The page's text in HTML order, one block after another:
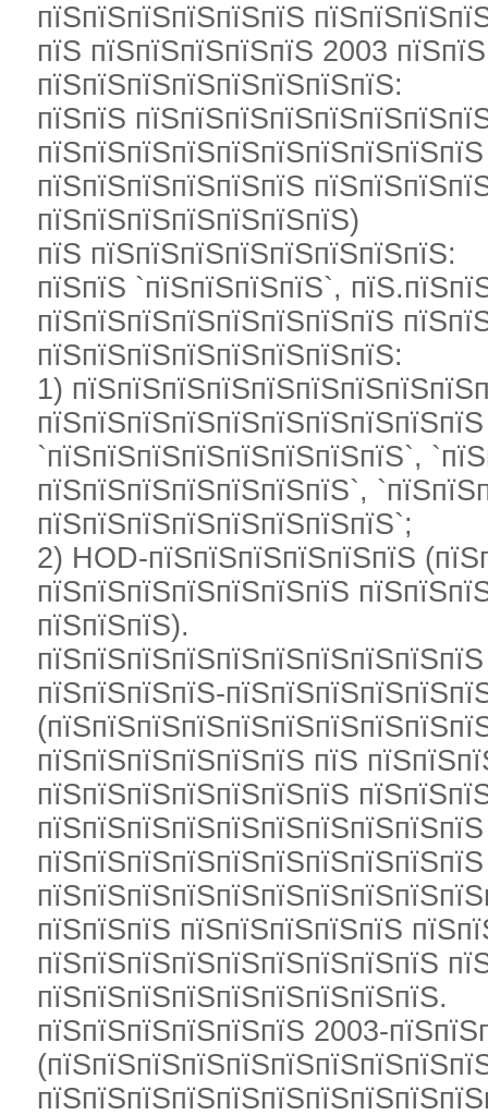
пїЅпїЅпїЅпїЅпїЅпїЅ
пїЅ пїЅпїЅпїЅпїЅпїЅ 2003
пїЅпїЅпїЅпїЅпїЅпїЅпїЅпїЅ:
пїЅпїЅ
пїЅпїЅпїЅпїЅпїЅпїЅ
пїЅпїЅпїЅпїЅпїЅпїЅпїЅ)
пїЅ пїЅпїЅпїЅпїЅпїЅпїЅпїЅпїЅ:
пїЅпїЅ `пїЅпїЅпїЅпїЅ`,
пїЅпїЅпїЅпїЅпїЅпїЅпїЅпїЅ
пїЅпїЅпїЅпїЅпїЅпїЅпїЅпїЅ:
1)
`пїЅпїЅпїЅпїЅпїЅпїЅпїЅпїЅ`,
пїЅпїЅпїЅпїЅпїЅпїЅпїЅ`,
пїЅпїЅпїЅпїЅпїЅпїЅпїЅпїЅ`;
2) HOD-пїЅпїЅпїЅпїЅпїЅпїЅ
пїЅпїЅпїЅпїЅпїЅпїЅпїЅ
пїЅпїЅпїЅ).
пїЅпїЅпїЅпїЅ-
пїЅпїЅпїЅпїЅпїЅпїЅ пїЅ
пїЅпїЅпїЅпїЅпїЅпїЅпїЅ
пїЅпїЅпїЅ пїЅпїЅпїЅпїЅпїЅ
пїЅпїЅпїЅпїЅпїЅпїЅпїЅпїЅпїЅ
пїЅпїЅпїЅпїЅпїЅпїЅпїЅпїЅпїЅ.
пїЅпїЅпїЅпїЅпїЅпїЅ 2003-